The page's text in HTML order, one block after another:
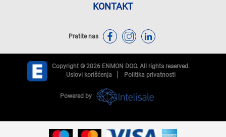
KONTAKT
Pratite nas
Copyright © 2026 ENMON DOO. All rights reserved.
Uslovi korišćenja
Politika privatnosti
Powered by